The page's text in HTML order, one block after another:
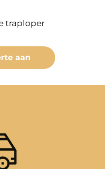
traploper
aan